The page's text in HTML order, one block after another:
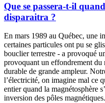
Que se passera-t-il
disparaitra ?
En mars 1989 au Québec, une
certaines particules ont pu se
bouclier terrestre - a provoqué
provoquant un effondrement du
durable de grande ampleur.
l’électricité, on imagine mal ce
entier quand la magnétosphère
inversion des pôles